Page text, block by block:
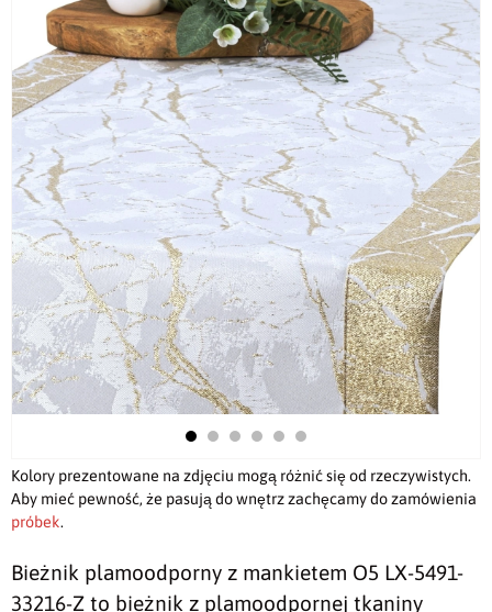
Kolory prezentowane na zdjęciu mogą różnić się od rzeczywistych.
Aby mieć pewność, że pasują do wnętrz zachęcamy do zamówienia
próbek.
Bieżnik plamoodporny z mankietem O5 LX-5491-
33216-Z to bieżnik z plamoodpornej tkaniny